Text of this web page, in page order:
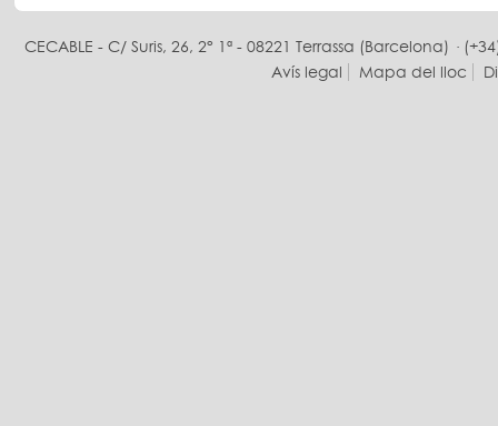
CECABLE - C/ Suris, 26, 2° 1ª - 08221 Terrassa (Barcelona) ·
Avís legal
Mapa del lloc